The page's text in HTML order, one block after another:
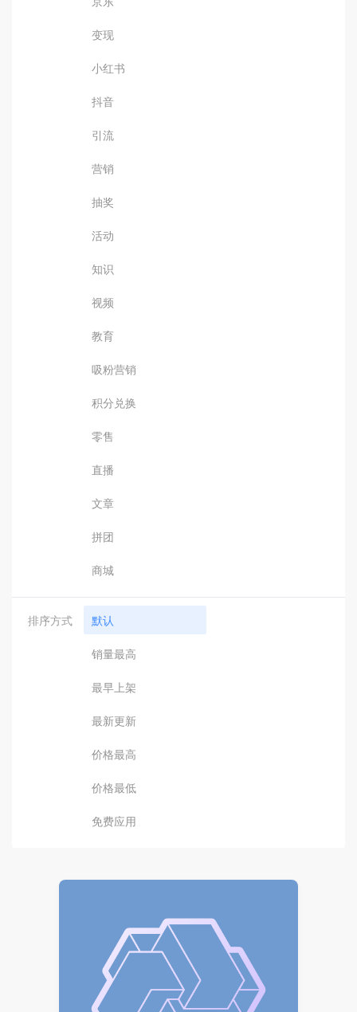
变现
小红书
抖音
引流
营销
抽奖
活动
知识
视频
教育
吸粉营销
积分兑换
零售
直播
文章
拼团
商城
排序方式 默认
销量最高
最早上架
最新更新
价格最高
价格最低
免费应用